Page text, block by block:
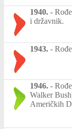
1940. -
i državnik.
1943. -
1946. -
Walker
Američkih